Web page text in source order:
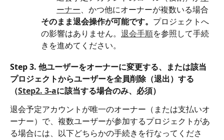
ーナー、かつ他にオーナーが複数いる場合
そのまま退会操作が可能です。 プロジェクトへ
の影響はありません。 退会手順を参照して手続
きを進めてください。
Step 3. 他ユーザーをオーナーに変更する、または該当
プロジェクトからユーザーを全員削除（退出）する
（Step2. 3-aに該当する場合のみ、必須）
退会予定アカウントが唯一のオーナー（または支払いオ
ーナー）で、複数ユーザーが参加するプロジェクトがあ
る場合には、以下どちらかの手続きを行なってくださ